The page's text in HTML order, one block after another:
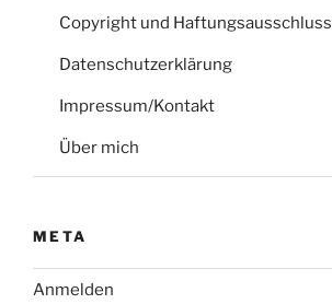
Copyright und Haftungsausschluss
Datenschutzerklärung
Impressum/Kontakt
Über mich
META
Anmelden